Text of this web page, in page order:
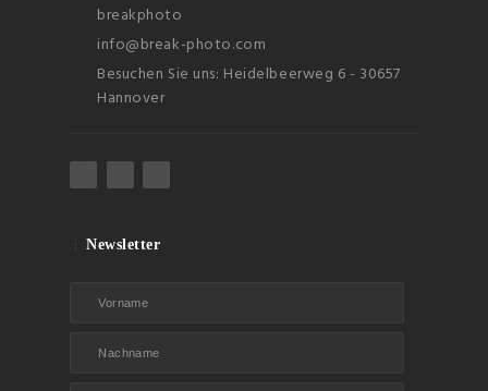
breakphoto
info@break-photo.com
Besuchen Sie uns: Heidelbeerweg 6 - 30657
Hannover
Newsletter